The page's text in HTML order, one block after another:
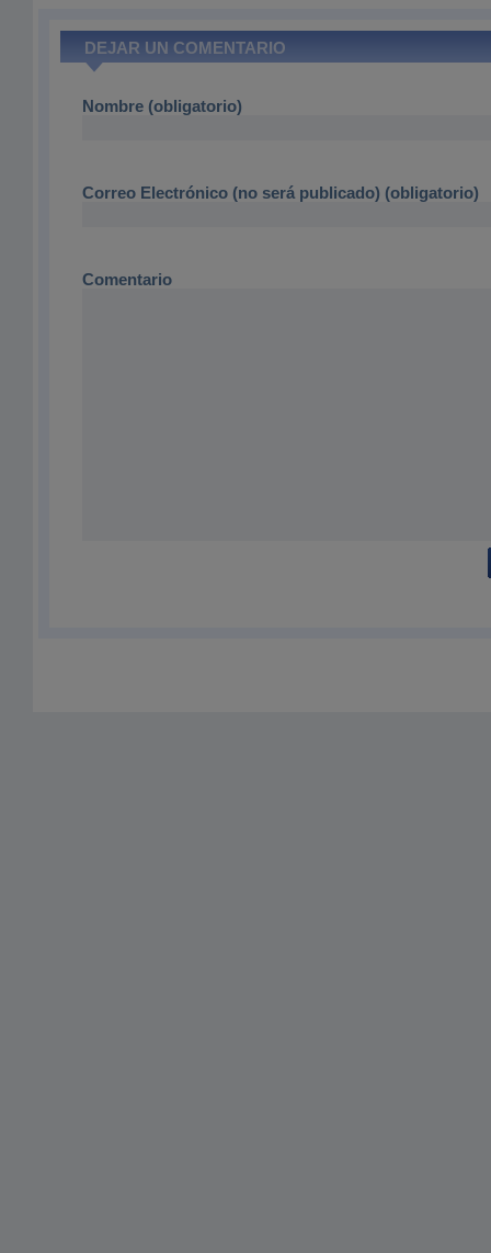
DEJAR UN COMENTARIO
Nombre (obligatorio)
Correo Electrónico (no será publicado) (obligatorio)
Comentario